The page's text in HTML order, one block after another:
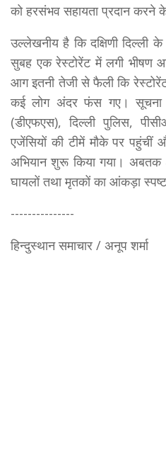
को हरसंभव सहायता प्रदान करने
उल्लेखनीय है कि दक्षिणी दिल्ली
सुबह एक रेस्टोरेंट में लगी भीषण
आग इतनी तेजी से फैली कि
कई लोग अंदर फंस गए। सूचना
(डीएफएस), दिल्ली पुलिस,
एजेंसियों की टीमें मौके पर पहुंचीं
अभियान शुरू किया गया। अबतक
घायलों तथा मृतकों का आंकड़ा
---------------
हिन्दुस्थान समाचार / अनूप शर्मा